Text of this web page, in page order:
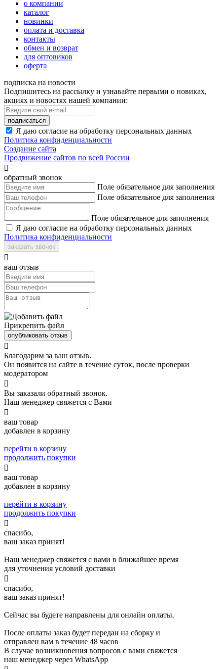
о компании
каталог
новинки
оплата и доставка
контакты
обмен и возврат
для оптовиков
оферта
подписка на новости
Подпишитесь на рассылку и узнавайте первыми о новиках,
акциях и новостях нашей компании:
подписаться
Я даю согласие на обработку персональных данных
Политика конфиденциальности
Создание сайта
Продвижение сайтов по всей России

обратный звонок
Поле обязательное для заполнения
Поле обязательное для заполнения
Поле обязательное для заполнения
Я даю согласие на обработку персональных данных
Политика конфиденциальности
заказать звонок

ваш отзыв
Прикрепить файл
опубликовать отзыв

Благодарим за ваш отзыв.
Он появится на сайте в течение суток, после проверки
модератором

Вы заказали обратный звонок.
Наш менеджер свяжется с Вами

ваш товар
добавлен в корзину
перейти в корзину
продолжить покупки

ваш товар
добавлен в корзину
перейти в корзину
продолжить покупки

спасибо,
ваш заказ принят!
Наш менеджер свяжется с вами в ближайшее время
для уточнения условий доставки

спасибо,
ваш заказ принят!
Сейчас вы будете направлены для онлайн оплаты.
После оплаты заказ будет передан на сборку и
отправлен вам в течение 48 часов
В случае возникновения вопросов с вами свяжется
наш менеджер через WhatsApp